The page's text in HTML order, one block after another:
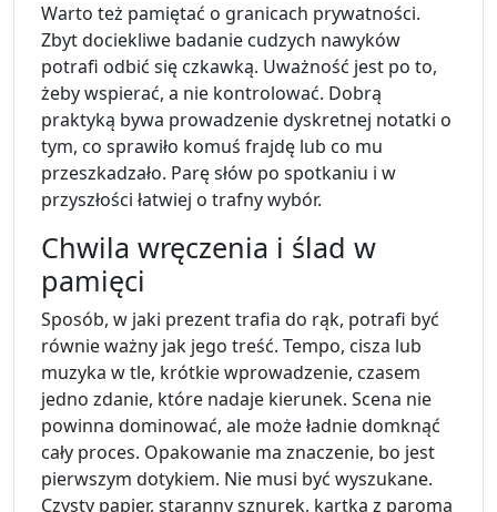
Warto też pamiętać o granicach prywatności.
Zbyt dociekliwe badanie cudzych nawyków
potrafi odbić się czkawką. Uważność jest po to,
żeby wspierać, a nie kontrolować. Dobrą
praktyką bywa prowadzenie dyskretnej notatki o
tym, co sprawiło komuś frajdę lub co mu
przeszkadzało. Parę słów po spotkaniu i w
przyszłości łatwiej o trafny wybór.
Chwila wręczenia i ślad w
pamięci
Sposób, w jaki prezent trafia do rąk, potrafi być
równie ważny jak jego treść. Tempo, cisza lub
muzyka w tle, krótkie wprowadzenie, czasem
jedno zdanie, które nadaje kierunek. Scena nie
powinna dominować, ale może ładnie domknąć
cały proces. Opakowanie ma znaczenie, bo jest
pierwszym dotykiem. Nie musi być wyszukane.
Czysty papier, staranny sznurek, kartka z paroma